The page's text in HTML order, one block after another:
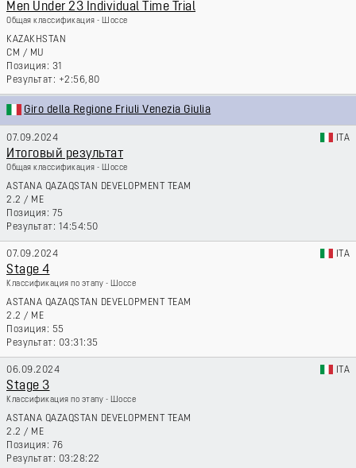
Men Under 23 Individual Time Trial
Общая классификация - Шоссе
KAZAKHSTAN
CM / MU
31
+2:56,80
Giro della Regione Friuli Venezia Giulia
07.09.2024 ITA
Итоговый результат
Общая классификация - Шоссе
ASTANA QAZAQSTAN DEVELOPMENT TEAM
2.2 / ME
75
14:54:50
07.09.2024 ITA
Stage 4
Классификация по этапу - Шоссе
ASTANA QAZAQSTAN DEVELOPMENT TEAM
2.2 / ME
55
03:31:35
06.09.2024 ITA
Stage 3
Классификация по этапу - Шоссе
ASTANA QAZAQSTAN DEVELOPMENT TEAM
2.2 / ME
76
03:28:22